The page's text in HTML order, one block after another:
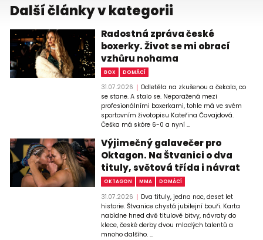
Další články v kategorii
Radostná zpráva české
boxerky. Život se mi obrací
vzhůru nohama
BOX DOMÁCÍ
31.07.2026
Odletěla na zkušenou a čekala, co
se stane. A stalo se. Neporažená mezi
profesionálními boxerkami, tohle má ve svém
sportovním životopisu Kateřina Čavajdová.
Češka má skóre 6-0 a nyní ...
Výjimečný galavečer pro
Oktagon. Na Štvanici o dva
tituly, světová třída i návrat
OKTAGON MMA DOMÁCÍ
31.07.2026
Dva tituly, jedna noc, deset let
historie. Štvanice chystá jubilejní bouři. Karta
nabídne hned dvě titulové bitvy, návraty do
klece, české derby dvou mladých talentů a
mnoho dalšího. ...